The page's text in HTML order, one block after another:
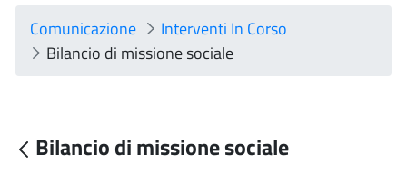
Comunicazione
Interventi In Corso
Bilancio di missione sociale
Bilancio di missione sociale